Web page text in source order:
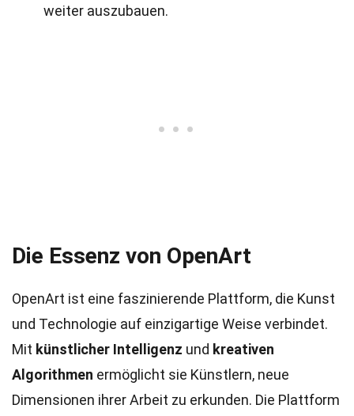
weiter auszubauen.
Die Essenz von OpenArt
OpenArt ist eine faszinierende Plattform, die Kunst
und Technologie auf einzigartige Weise verbindet.
Mit künstlicher Intelligenz und kreativen
Algorithmen ermöglicht sie Künstlern, neue
Dimensionen ihrer Arbeit zu erkunden. Die Plattform